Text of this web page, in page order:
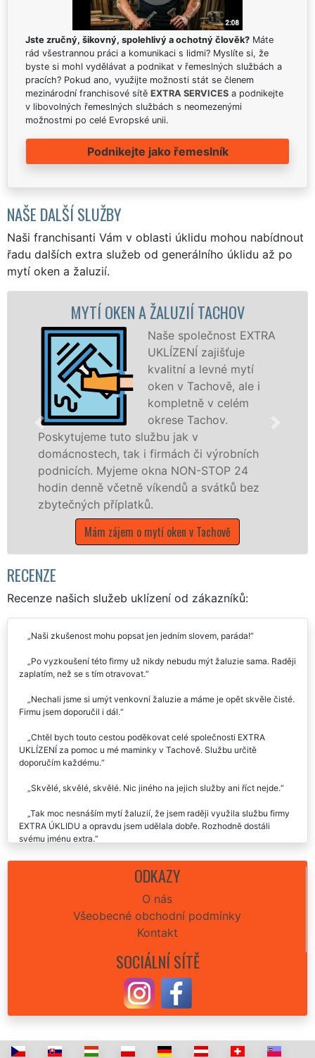
Jste zručný, šikovný, spolehlivý a ochotný člověk? Máte
rád všestrannou práci a komunikaci s lidmi? Myslíte si, že
byste si mohl vydělávat a podnikat v řemeslných službách a
pracích? Pokud ano, využijte možnosti stát se členem
mezinárodní franchisové sítě EXTRA SERVICES a podnikejte
v libovolných řemeslných službách s neomezenými
možnostmi po celé Evropské unii.
Podnikejte jako řemeslník
NAŠE DALŠÍ SLUŽBY
Naši franchisanti Vám v oblasti úklidu mohou nabídnout
řadu dalších extra služeb od generálního úklidu až po
mytí oken a žaluzií.
OKEN A ŽALUZIÍ TACHOV
Naše společnost EXTRA
UKLÍZENÍ zajišťuje
kvalitní a levné mytí
oken v Tachově, ale i
kompletně v celém
okrese Tachov.
tuto službu jak v
tak i firmách či výrobních
okna NON-STOP 24
včetně víkendů a svátků bez
příplatků.
zájem o mytí oken v Tachově
po celém
UKLÍZENÍ, a
RECENZE
Recenze našich služeb uklízení od zákazníků:
Po vyzkoušení této firmy už nikdy nebudu mýt žaluzie sama. Raději
Nechali jsme si umýt venkovní žaluzie a máme je opět skvěle čisté.
Chtěl bych touto cestou poděkovat celé společnosti EXTRA
UKLÍZENÍ za pomoc u mé maminky v Tachově. Službu určitě
Tak moc nesnáším mytí žaluzií, že jsem raději využila službu firmy
EXTRA ÚKLIDU a opravdu jsem udělala dobře. Rozhodně dostáli
Takovou profesionalitu, co předvedli u tchýně v zakouřeném bytě
jsem opravdu nečekal. Klobouk dolů. Karel, Tachov
ODKAZY
O nás
Všeobecné obchodní podmínky
Kontakt
SOCIÁLNÍ SÍTĚ